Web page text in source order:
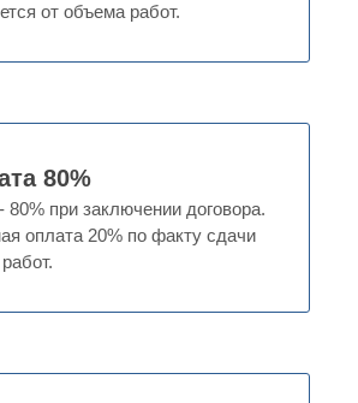
от объема работ.
80%
80% при заключении договора.
оплата 20% по факту сдачи